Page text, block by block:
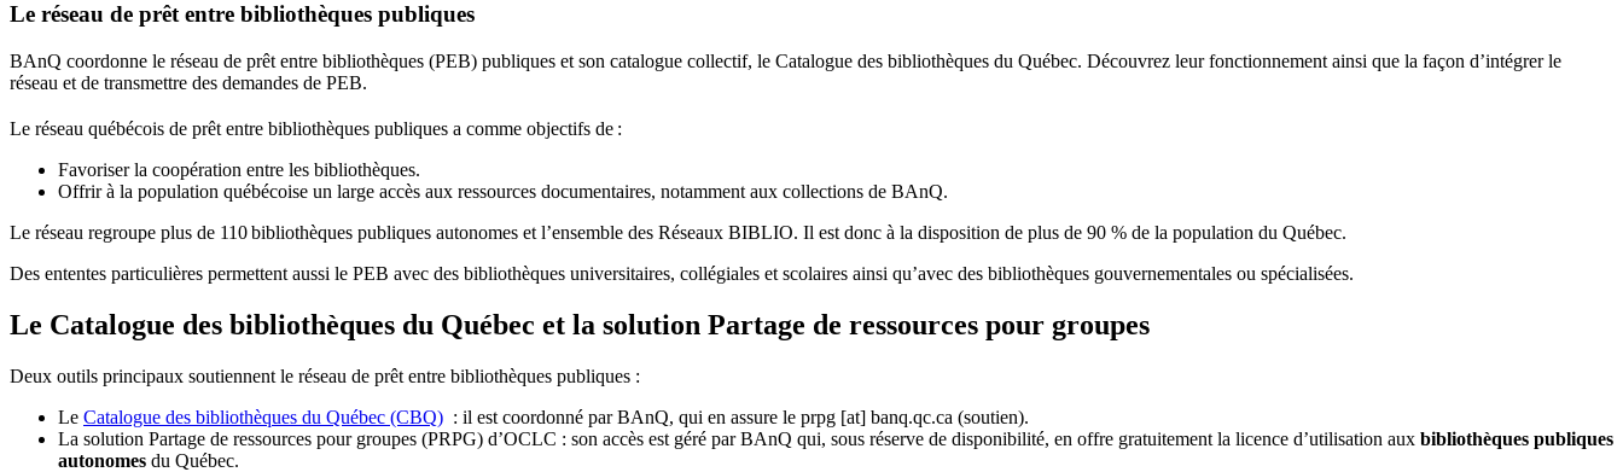
Le réseau de prêt entre bibliothèques publiques
BAnQ coordonne le réseau de prêt entre bibliothèques (PEB) publiques et son catalogue collectif, le Catalogue des bibliothèques du Québec. Découvrez leur fonctionnement ainsi que la façon d’intégrer le
réseau et de transmettre des demandes de PEB.
Le réseau québécois de prêt entre bibliothèques publiques a comme objectifs de :
Favoriser la coopération entre les bibliothèques.
Offrir à la population québécoise un large accès aux ressources documentaires, notamment aux collections de BAnQ.
Le réseau regroupe plus de 110bibliothèques publiques autonomes et l’ensemble des Réseaux BIBLIO. Il est donc à la disposition de plus de 90 % de la population du Québec.
Des ententes particulières permettent aussi le PEB avec des bibliothèques universitaires, collégiales et scolaires ainsi qu’avec des bibliothèques gouvernementales ou spécialisées.
Le Catalogue des bibliothèques du Québec et la solution Partage de ressources pour groupes
Deux outils principaux soutiennent le réseau de prêt entre bibliothèques publiques :
Le Catalogue des bibliothèques du Québec (CBQ) : il est coordonné par BAnQ, qui en assure le prpg [at] banq.qc.ca (soutien).
La solution Partage de ressources pour groupes (PRPG) d’OCLC : son accès est géré par BAnQ qui, sous réserve de disponibilité, en offre gratuitement la licence d’utilisation aux bibliothèques publiques
autonomes du Québec.